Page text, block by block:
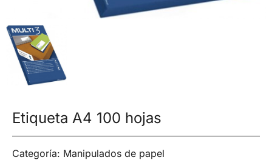
Etiqueta A4 100 hojas
Categoría: Manipulados de papel